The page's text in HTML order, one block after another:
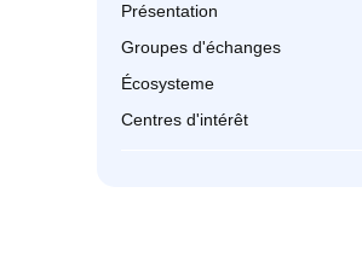
Présentation
Groupes d'échanges
Écosysteme
Centres d'intérêt